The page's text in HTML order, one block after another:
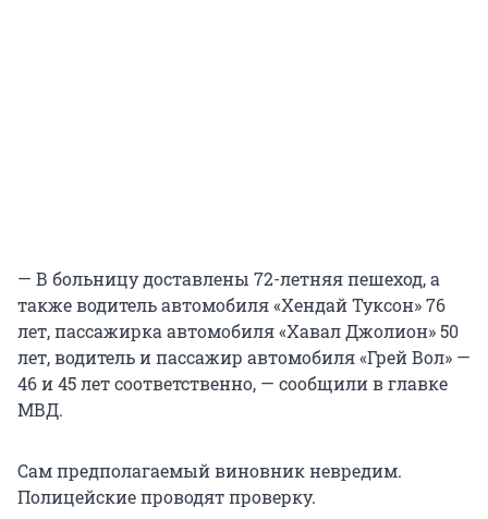
— В больницу доставлены 72-летняя пешеход, а
также водитель автомобиля «Хендай Туксон» 76
лет, пассажирка автомобиля «Хавал Джолион» 50
лет, водитель и пассажир автомобиля «Грей Вол» —
46 и 45 лет соответственно, — сообщили в главке
МВД.
Сам предполагаемый виновник невредим.
Полицейские проводят проверку.